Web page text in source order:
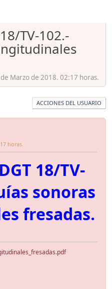
TV-102.-
Marzo de 2018. 02:17 horas.
ACCIONES DEL USUARIO
horas.
18/TV-
sonoras
fresadas.